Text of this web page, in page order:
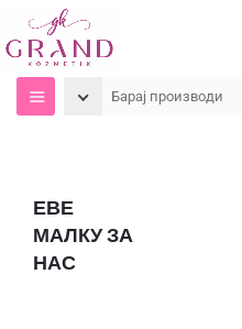
ЕВЕ
МАЛКУ ЗА
НАС